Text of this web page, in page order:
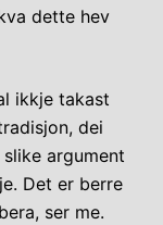
dette hev
ikkje takast
dei
argument
Det er berre
ser me.